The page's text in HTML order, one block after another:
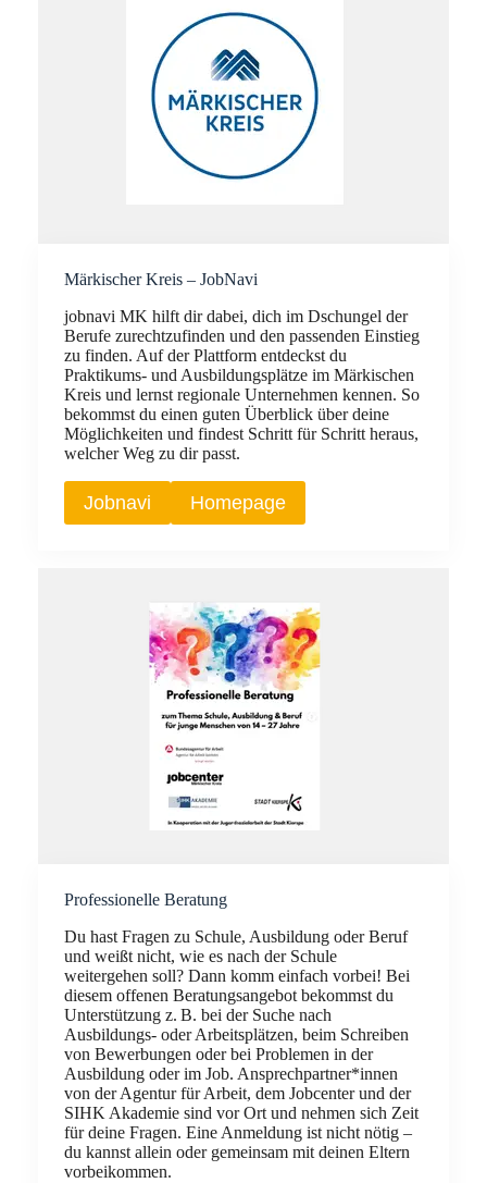
Märkischer Kreis – JobNavi
jobnavi MK hilft dir dabei, dich im Dschungel der
Berufe zurechtzufinden und den passenden Einstieg
zu finden. Auf der Plattform entdeckst du
Praktikums‑ und Ausbildungsplätze im Märkischen
Kreis und lernst regionale Unternehmen kennen. So
bekommst du einen guten Überblick über deine
Möglichkeiten und findest Schritt für Schritt heraus,
welcher Weg zu dir passt.
Jobnavi Homepage
Professionelle Beratung
Du hast Fragen zu Schule, Ausbildung oder Beruf
und weißt nicht, wie es nach der Schule
weitergehen soll? Dann komm einfach vorbei! Bei
diesem offenen Beratungsangebot bekommst du
Unterstützung z. B. bei der Suche nach
Ausbildungs‑ oder Arbeitsplätzen, beim Schreiben
von Bewerbungen oder bei Problemen in der
Ausbildung oder im Job. Ansprechpartner*innen
von der Agentur für Arbeit, dem Jobcenter und der
SIHK Akademie sind vor Ort und nehmen sich Zeit
für deine Fragen. Eine Anmeldung ist nicht nötig –
du kannst allein oder gemeinsam mit deinen Eltern
vorbeikommen.